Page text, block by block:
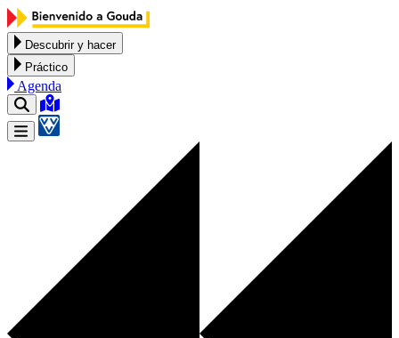
Ir al contenido
Descubrir y hacer
Práctico
Agenda